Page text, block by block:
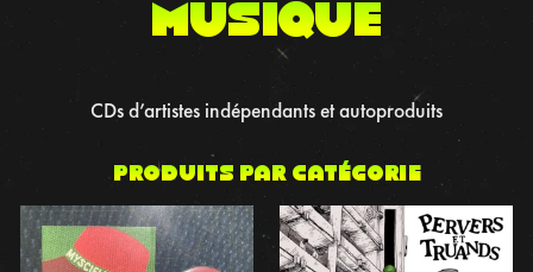
musique
CDs d’artistes indépendants et autoproduits
Produits par catégorie